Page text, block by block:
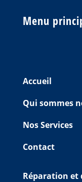
Menu
Accueil
Qui sommes
Nos Services
Contact
Réparation et